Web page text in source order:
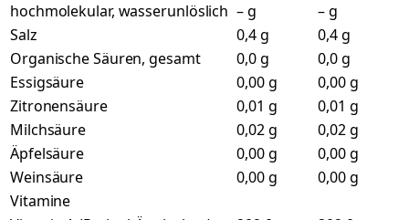
hochmolekular, wasserunlöslich – g
– g
Salz
0,4 g
0,4 g
Organische Säuren, gesamt
0,0 g
0,0 g
Essigsäure
0,00 g
0,00 g
Zitronensäure
0,01 g
0,01 g
Milchsäure
0,02 g
0,02 g
Äpfelsäure
0,00 g
0,00 g
Weinsäure
0,00 g
0,00 g
Vitamine